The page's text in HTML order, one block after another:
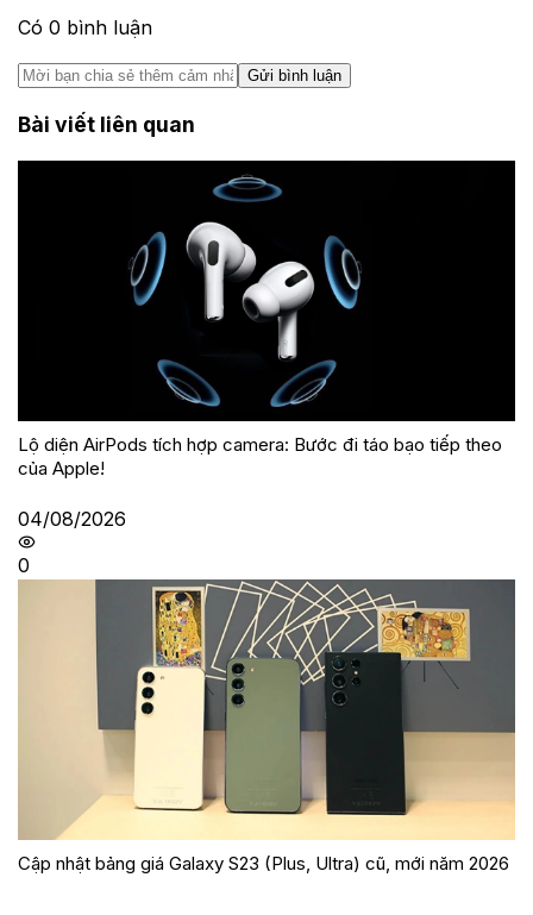
Có 0 bình luận
Gửi bình luận
Bài viết liên quan
Lộ diện AirPods tích hợp camera: Bước đi táo bạo tiếp theo
của Apple!
04/08/2026
0
Cập nhật bảng giá Galaxy S23 (Plus, Ultra) cũ, mới năm 2026